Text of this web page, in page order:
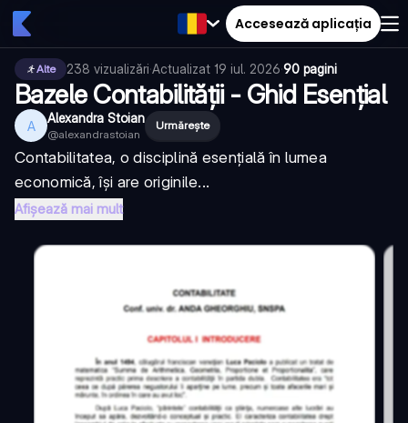
Accesează aplicația
Alte 238 vizualizări·Actualizat 19 iul. 2026·90 pagini
Bazele Contabilității - Ghid Esențial
A Alexandra Stoian
@alexandrastoian
Urmărește
Contabilitatea, o disciplină esențială în lumea
economică, își are originile...
Afișează mai mult